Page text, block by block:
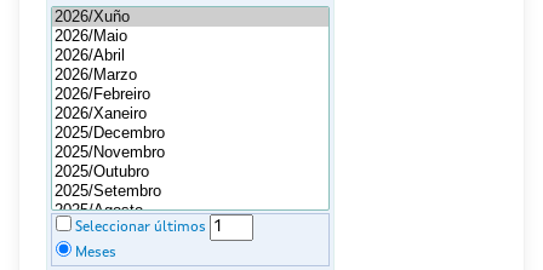
Seleccionar últimos
Meses